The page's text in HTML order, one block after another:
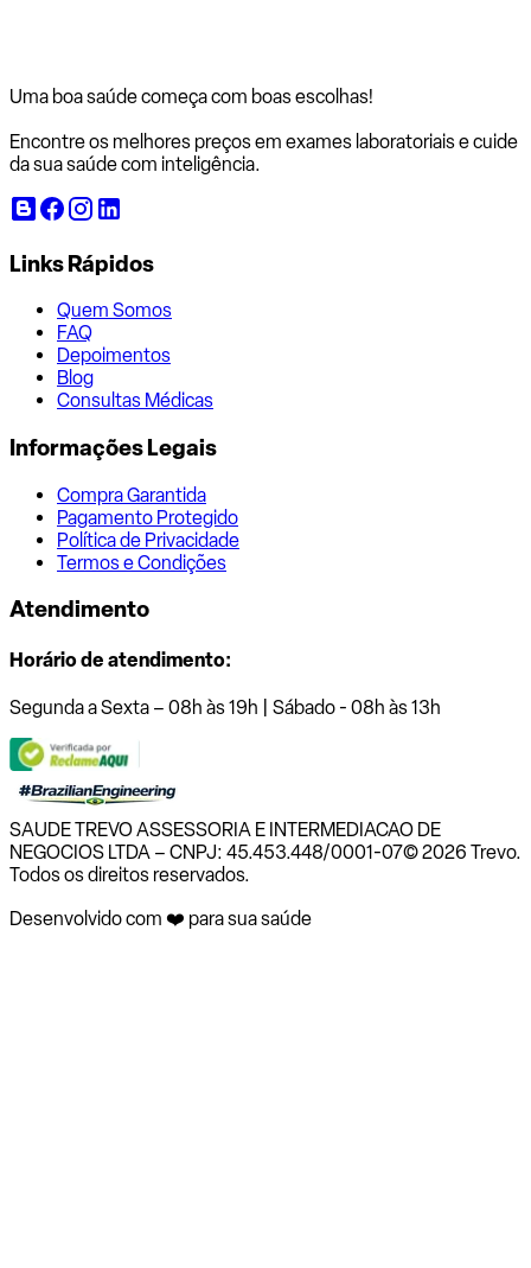
Uma boa saúde começa com boas escolhas!
Encontre os melhores preços em exames laboratoriais e cuide
da sua saúde com inteligência.
Links Rápidos
Quem Somos
FAQ
Depoimentos
Blog
Consultas Médicas
Informações Legais
Compra Garantida
Pagamento Protegido
Política de Privacidade
Termos e Condições
Atendimento
Horário de atendimento:
Segunda a Sexta – 08h às 19h | Sábado - 08h às 13h
SAUDE TREVO ASSESSORIA E INTERMEDIACAO DE
NEGOCIOS LTDA – CNPJ: 45.453.448/0001-07© 2026 Trevo.
Todos os direitos reservados.
Desenvolvido com ❤️ para sua saúde